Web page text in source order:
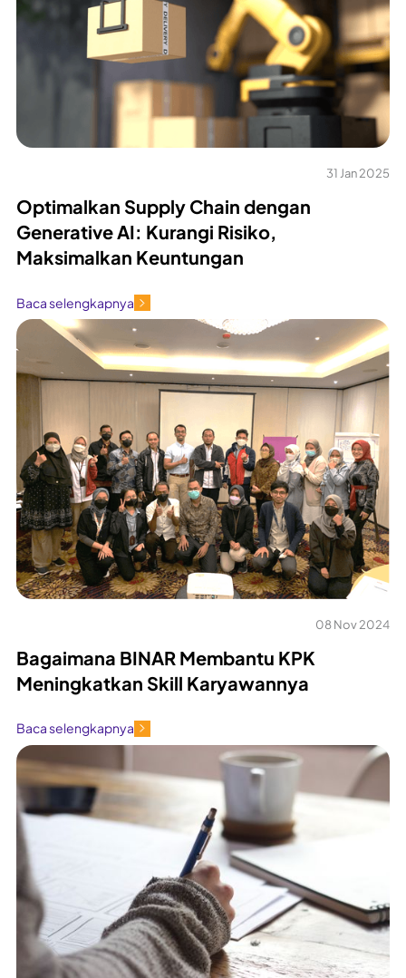
31 Jan 2025
Optimalkan Supply Chain dengan
Generative AI: Kurangi Risiko,
Maksimalkan Keuntungan
Baca selengkapnya
08 Nov 2024
Bagaimana BINAR Membantu KPK
Meningkatkan Skill Karyawannya
Baca selengkapnya